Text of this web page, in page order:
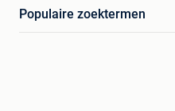
Populaire zoektermen